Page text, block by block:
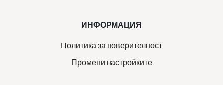
ИНФОРМАЦИЯ
Политика за поверителност
Промени настройките